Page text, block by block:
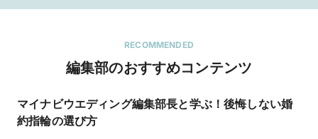
RECOMMENDED
編集部のおすすめコンテンツ
マイナビウエディング編集部長と学ぶ！後悔しない婚
約指輪の選び方